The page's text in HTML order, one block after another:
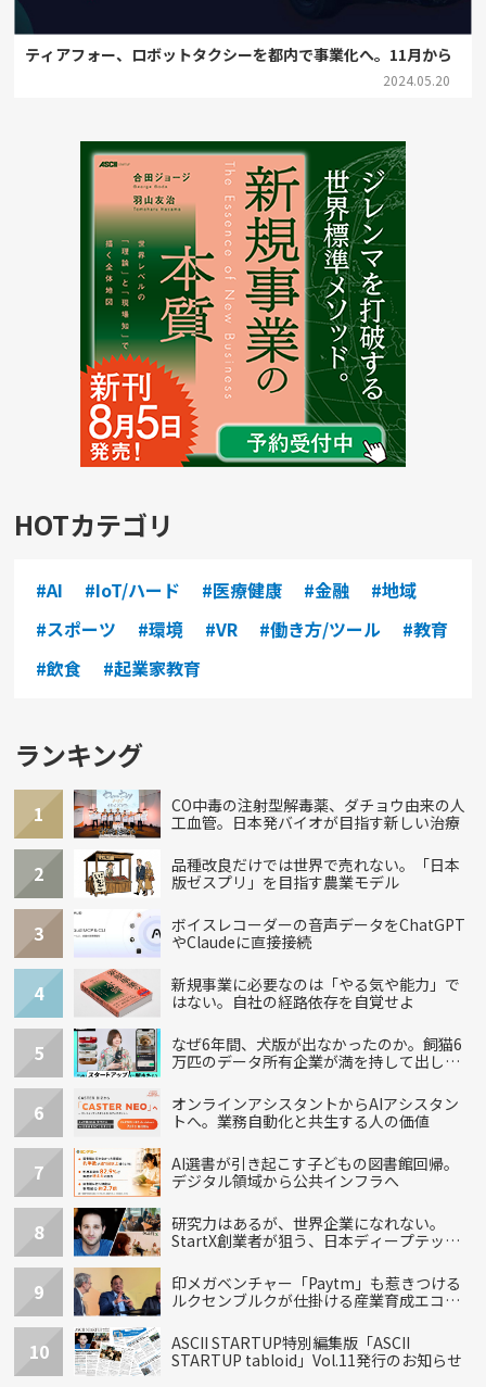
ティアフォー、ロボットタクシーを都内で事業化へ。11月から
2024.05.20
HOTカテゴリ
#AI #IoT/ハード #医療健康 #金融
#地域
#スポーツ
#環境 #VR #働き方/ツール
#教育
#飲食
#起業家教育
ランキング
1
CO中毒の注射型解毒薬、ダチョウ由来の人
工血管。日本発バイオが目指す新しい治療
2
品種改良だけでは世界で売れない。「日本
版ゼスプリ」を目指す農業モデル
3
ボイスレコーダーの音声データをChatGPT
やClaudeに直接接続
4
新規事業に必要なのは「やる気や能力」で
はない。自社の経路依存を自覚せよ
5
なぜ6年間、犬版が出なかったのか。飼猫6
万匹のデータ所有企業が満を持して出し
6
オンラインアシスタントからAIアシスタン
トへ。業務自動化と共生する人の価値
7
AI選書が引き起こす子どもの図書館回帰。
デジタル領域から公共インフラへ
8
研究力はあるが、世界企業になれない。
StartX創業者が狙う、日本ディープテック
9
印メガベンチャー「Paytm」も惹きつける
ルクセンブルクが仕掛ける産業育成エコシ
10
ASCII STARTUP特別編集版「ASCII
STARTUP tabloid」Vol.11発行のお知らせ